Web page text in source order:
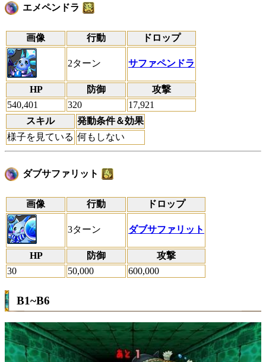
エメペンドラ
画像 行動 ドロップ
2ターン サファペンドラ
HP 防御
攻撃
540,401
320
17,921
スキル
発動条件＆効果
様子を見ている 何もしない
ダブサファリット
画像 行動 ドロップ
3ターン ダブサファリット
HP 防御
攻撃
30
50,000 600,000
B1~B6